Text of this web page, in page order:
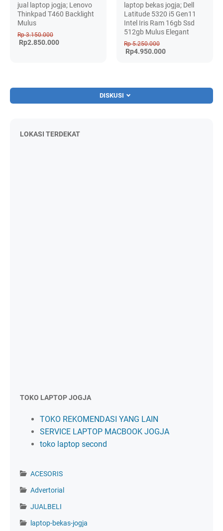
jual laptop jogja; Lenovo
Thinkpad T460 Backlight
Mulus
Rp 3.150.000
Rp2.850.000
laptop bekas jogja; Dell
Latitude 5320 i5 Gen11
Intel Iris Ram 16gb Ssd
512gb Mulus Elegant
Rp 5.250.000
Rp4.950.000
DISKUSI
LOKASI TERDEKAT
TOKO LAPTOP JOGJA
TOKO REKOMENDASI YANG LAIN
SERVICE LAPTOP MACBOOK JOGJA
toko laptop second
ACESORIS
Advertorial
JUALBELI
laptop-bekas-jogja